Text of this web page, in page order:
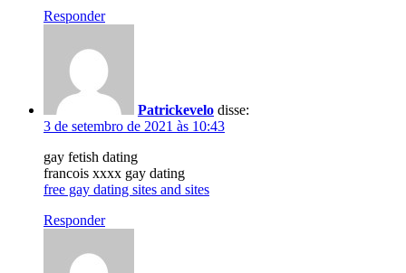
Responder
Patrickevelo disse:
3 de setembro de 2021 às 10:43
gay fetish dating
francois xxxx gay dating
free gay dating sites and sites
Responder